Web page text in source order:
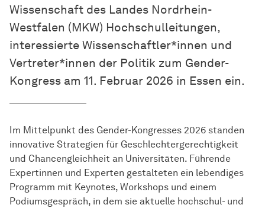
Wissenschaft des Landes Nordrhein-
Westfalen (MKW) Hochschulleitungen,
interessierte Wissenschaftler*innen und
Vertreter*innen der Politik zum Gender-
Kongress am 11. Februar 2026 in Essen ein.
Im Mittelpunkt des Gender-Kongresses 2026 standen
innovative Strategien für Geschlechtergerechtigkeit
und Chancengleichheit an Universitäten. Führende
Expertinnen und Experten gestalteten ein lebendiges
Programm mit Keynotes, Workshops und einem
Podiumsgespräch, in dem sie aktuelle hochschul- und